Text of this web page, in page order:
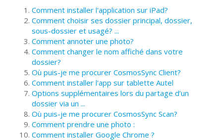
Comment installer l'application sur iPad?
Comment choisir ses dossier principal, dossier,
sous-dossier et usagé? ...
Comment annoter une photo?
Comment changer le nom affiché dans votre
dossier?
Où puis-je me procurer CosmosSync Client?
Comment installer l'app sur tablette Autel
Options supplémentaires lors du partage d’un
dossier via un ...
Où puis-je me procurer CosmosSync Scan?
Comment prendre une photo :
Comment installer Google Chrome ?